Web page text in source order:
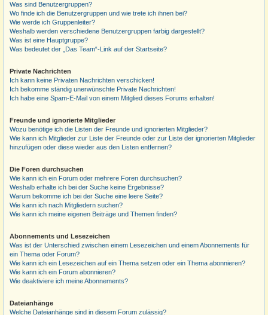
Was sind Benutzergruppen?
Wo finde ich die Benutzergruppen und wie trete ich ihnen bei?
Wie werde ich Gruppenleiter?
Weshalb werden verschiedene Benutzergruppen farbig dargestellt?
Was ist eine Hauptgruppe?
Was bedeutet der „Das Team“-Link auf der Startseite?
Private Nachrichten
Ich kann keine Privaten Nachrichten verschicken!
Ich bekomme ständig unerwünschte Private Nachrichten!
Ich habe eine Spam-E-Mail von einem Mitglied dieses Forums erhalten!
Freunde und ignorierte Mitglieder
Wozu benötige ich die Listen der Freunde und ignorierten Mitglieder?
Wie kann ich Mitglieder zur Liste der Freunde oder zur Liste der ignorierten Mitglieder
hinzufügen oder diese wieder aus den Listen entfernen?
Die Foren durchsuchen
Wie kann ich ein Forum oder mehrere Foren durchsuchen?
Weshalb erhalte ich bei der Suche keine Ergebnisse?
Warum bekomme ich bei der Suche eine leere Seite?
Wie kann ich nach Mitgliedern suchen?
Wie kann ich meine eigenen Beiträge und Themen finden?
Abonnements und Lesezeichen
Was ist der Unterschied zwischen einem Lesezeichen und einem Abonnements für
ein Thema oder Forum?
Wie kann ich ein Lesezeichen auf ein Thema setzen oder ein Thema abonnieren?
Wie kann ich ein Forum abonnieren?
Wie deaktiviere ich meine Abonnements?
Dateianhänge
Welche Dateianhänge sind in diesem Forum zulässig?